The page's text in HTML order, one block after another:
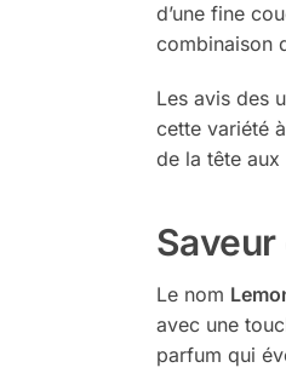
d’une fine
combinaison
Les avis des
cette variété
de la tête aux
Le nom
avec une
parfum qui